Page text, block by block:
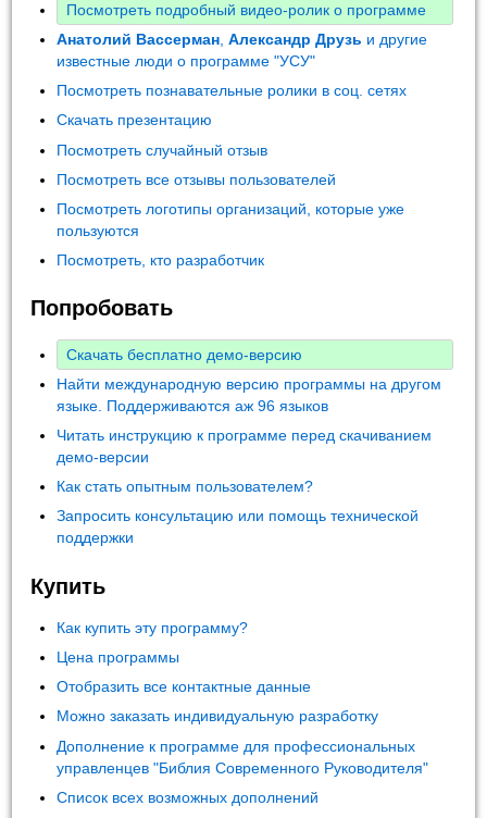
Посмотреть подробный видео-ролик о программе
Анатолий Вассерман ,Александр Друзь и другие
известные люди о программе "УСУ"
Посмотреть познавательные ролики в соц. сетях
Скачать презентацию
Посмотреть случайный отзыв
Посмотреть все отзывы пользователей
Посмотреть логотипы организаций, которые уже
пользуются
Посмотреть, кто разработчик
Попробовать
Скачать бесплатно демо-версию
Найти международную версию программы на другом
языке. Поддерживаются аж 96 языков
Читать инструкцию к программе перед скачиванием
демо-версии
Как стать опытным пользователем?
Запросить консультацию или помощь технической
поддержки
Купить
Как купить эту программу?
Цена программы
Отобразить все контактные данные
Можно заказать индивидуальную разработку
Дополнение к программе для профессиональных
управленцев "Библия Современного Руководителя"
Список всех возможных дополнений